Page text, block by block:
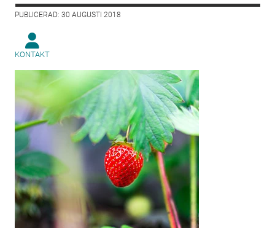
PUBLICERAD: 30 AUGUSTI 2018
KONTAKT